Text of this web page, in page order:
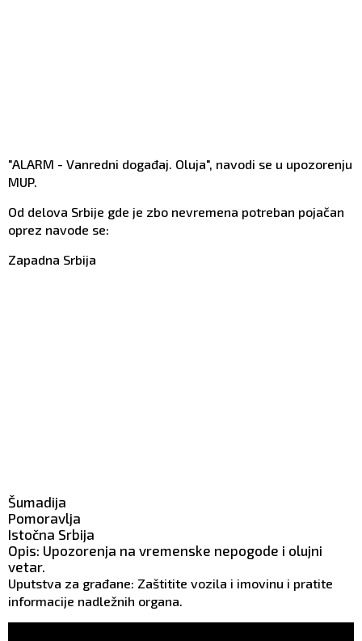
"ALARM - Vanredni događaj. Oluja", navodi se u upozorenju
MUP.
Od delova Srbije gde je zbo nevremena potreban pojačan
oprez navode se:
Zapadna Srbija
Šumadija
Pomoravlja
Istočna Srbija
Opis: Upozorenja na vremenske nepogode i olujni
vetar.
Uputstva za građane: Zaštitite vozila i imovinu i pratite
informacije nadležnih organa.